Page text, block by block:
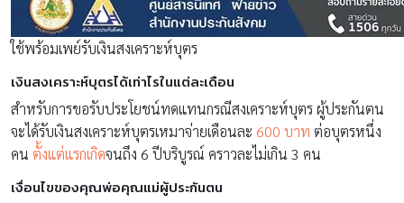
ใช้พร้อมเพย์รับเงินสงเคราะห์บุตร
เงินสงเคราะห์บุตรได้เท่าไรในแต่ละเดือน
สำหรับการขอรับประโยชน์ทดแทนกรณีสงเคราะห์บุตร ผู้ประกันตน
จะได้รับเงินสงเคราะห์บุตรเหมาจ่ายเดือนละ 600 บาท ต่อบุตรหนึ่ง
คน ตั้งแต่แรกเกิดจนถึง 6 ปีบริบูรณ์ คราวละไม่เกิน 3 คน
เงื่อนไขของคุณพ่อคุณแม่ผู้ประกันตน